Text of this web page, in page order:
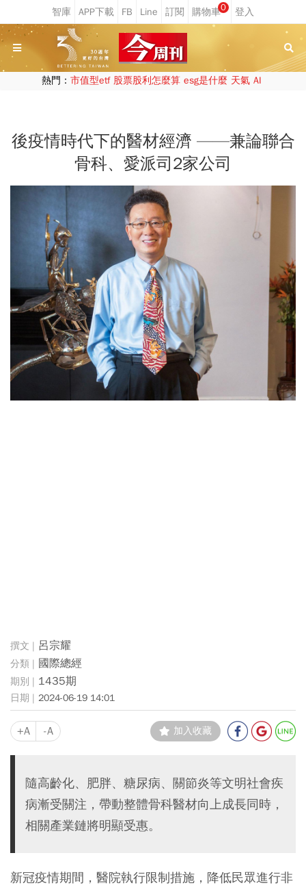
0
熱門： 市值型etf 股票股利怎麼算 esg是什麼 天氣 AI
後疫情時代下的醫材經濟 ——兼論聯合
骨科、愛派司2家公司
呂宗耀
國際總經
1435期
2024-06-19 14:01
+A -A 加入收藏
隨高齡化、肥胖、糖尿病、關節炎等文明社會疾
病漸受關注，帶動整體骨科醫材向上成長同時，
相關產業鏈將明顯受惠。
新冠疫情期間，醫院執行限制措施，降低民眾進行非